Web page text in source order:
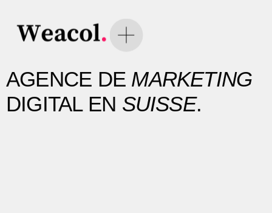
AGENCE DE MARKETING
DIGITAL EN SUISSE.